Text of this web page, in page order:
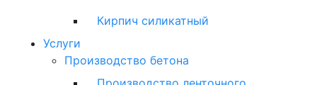
Кирпич силикатный
Услуги
Производство бетона